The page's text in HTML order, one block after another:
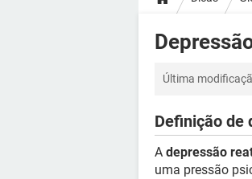
Última
Definição de
A depressão
uma pressão